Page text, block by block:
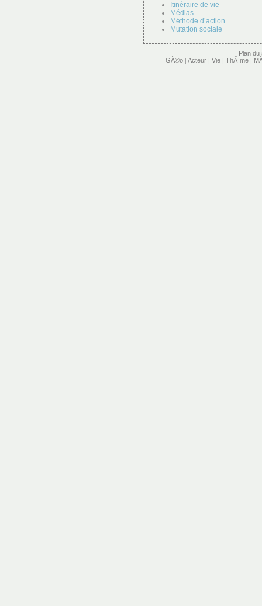
Itinéraire de vie
Médias
Méthode d’action
Mutation sociale
Plan du
GÃ©o | Acteur | Vie | ThÃ¨me |